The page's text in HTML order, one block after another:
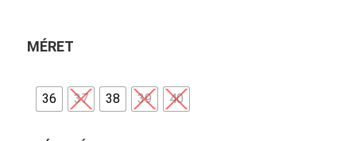
MÉRET
36 37 38 39 40